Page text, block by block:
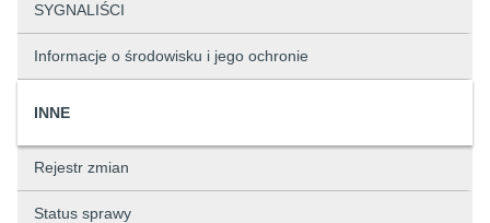
SYGNALIŚCI
Informacje o środowisku i jego ochronie
INNE
Rejestr zmian
Status sprawy